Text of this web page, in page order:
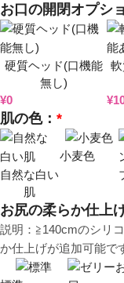
お口の開閉オプシ
硬質ヘッド(口機能
無し)
¥0
¥
*
肌の色：
自然な白い
肌
小麦色
お尻の柔らか仕上
説明：≧140cmのシリ
か仕上げが追加可能で